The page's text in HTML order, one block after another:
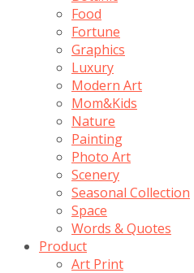
Food
Fortune
Graphics
Luxury
Modern Art
Mom&Kids
Nature
Painting
Photo Art
Scenery
Seasonal Collection
Space
Words & Quotes
Product
Art Print